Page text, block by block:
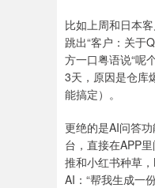
比如上周和日本
跳出“客户：关于
方一口粤语说“呢
3天，原因是仓库
能搞定）。
更绝的是AI问答
台，直接在APP
推和小红书种草
AI：“帮我生成一